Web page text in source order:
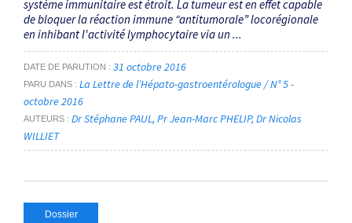
système immunitaire est étroit. La tumeur est en effet capable
de bloquer la réaction immune “antitumorale” locorégionale
en inhibant l'activité lymphocytaire via un ...
DATE DE PARUTION 31 octobre 2016
PARU DANS
La Lettre de l’Hépato-gastroentérologue / N° 5 -
octobre 2016
AUTEURS Dr Stéphane PAUL Pr Jean-Marc PHELIP Dr Nicolas
WILLIET
Dossier